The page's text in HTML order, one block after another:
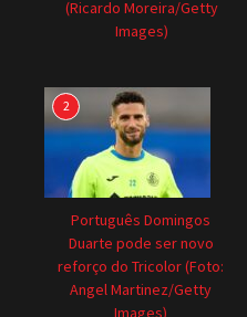
(Ricardo Moreira/Getty
Images)
2
Português Domingos
Duarte pode ser novo
reforço do Tricolor (Foto:
Angel Martinez/Getty
Images)